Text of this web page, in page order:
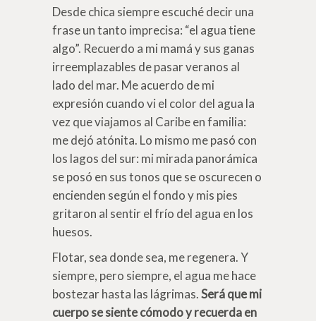
Desde chica siempre escuché decir una
frase un tanto imprecisa: “el agua tiene
algo”. Recuerdo a mi mamá y sus ganas
irreemplazables de pasar veranos al
lado del mar. Me acuerdo de mi
expresión cuando vi el color del agua la
vez que viajamos al Caribe en familia:
me dejó atónita. Lo mismo me pasó con
los lagos del sur: mi mirada panorámica
se posó en sus tonos que se oscurecen o
encienden según el fondo y mis pies
gritaron al sentir el frío del agua en los
huesos.
Flotar, sea donde sea, me regenera. Y
siempre, pero siempre, el agua me hace
bostezar hasta las lágrimas.Será que mi
cuerpo se siente cómodo y recuerda en